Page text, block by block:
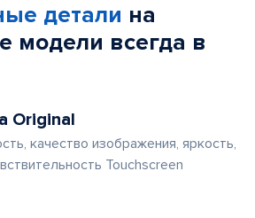
детали на
модели всегда в
Original
качество изображения, яркость,
Touchscreen